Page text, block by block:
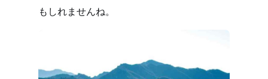
もしれませんね。